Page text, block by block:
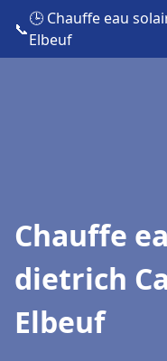
📞
🕒 Chauffe eau
Elbeuf
Chauffe
dietrich
Elbeuf